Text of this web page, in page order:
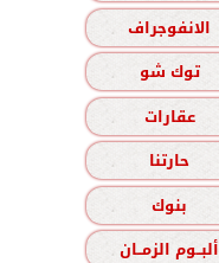
الانفوجراف
توك شو
عقارات
حارتنا
بنوك
ألبــوم الزمــان